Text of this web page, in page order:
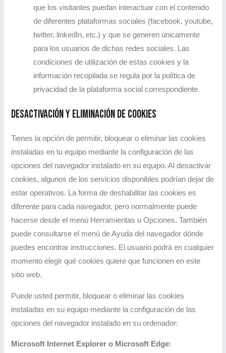
que los visitantes puedan interactuar con el contenido
de diferentes plataformas sociales (facebook, youtube,
twitter, linkedIn, etc.) y que se generen únicamente
para los usuarios de dichas redes sociales. Las
condiciones de utilización de estas cookies y la
información recopilada se regula por la política de
privacidad de la plataforma social correspondiente.
Desactivación y eliminación de cookies
Tienes la opción de permitir, bloquear o eliminar las cookies
instaladas en tu equipo mediante la configuración de las
opciones del navegador instalado en su equipo. Al desactivar
cookies, algunos de los servicios disponibles podrían dejar de
estar operativos. La forma de deshabilitar las cookies es
diferente para cada navegador, pero normalmente puede
hacerse desde el menú Herramientas u Opciones. También
puede consultarse el menú de Ayuda del navegador dónde
puedes encontrar instrucciones. El usuario podrá en cualquier
momento elegir qué cookies quiere que funcionen en este
sitio web.
Puede usted permitir, bloquear o eliminar las cookies
instaladas en su equipo mediante la configuración de las
opciones del navegador instalado en su ordenador:
Microsoft Internet Explorer o Microsoft Edge: